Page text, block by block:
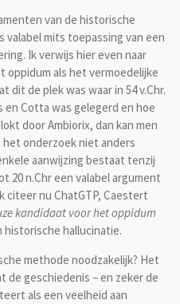
van de historische
valabel mits toepassing van een
Ik verwijs hier even naar
oppidum als het vermoedelijke
dit de plek was waar in 54 v.Chr.
en Cotta was gelegerd en hoe
door Ambiorix, dan kan men
het onderzoek niet anders
aanwijzing bestaat tenzij
20 n.Chr een valabel argument
citeer nu ChatGTP, Caestert
kandidaat voor het oppidum
historische hallucinatie.
methode noodzakelijk? Het
de geschiedenis – en zeker de
als een veelheid aan